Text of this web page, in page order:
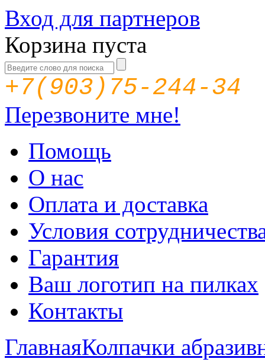
Вход для партнеров
Корзина пуста
+7(903)75-244-34
Перезвоните мне!
Помощь
О нас
Оплата и доставка
Условия
Гарантия
Ваш логотип на пилках
Контакты
ГлавнаяКолпачки